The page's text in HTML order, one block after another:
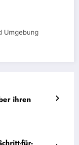
Umgebung
ihren